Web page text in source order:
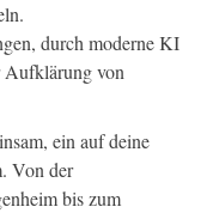
durch moderne KI
Aufklärung von
ein auf deine
Von der
bis zum